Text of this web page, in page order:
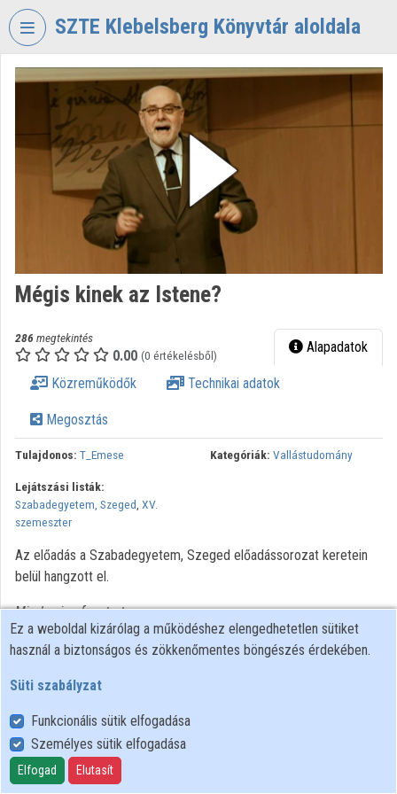
Fejléc kihagyása
SZTE Klebelsberg Könyvtár aloldala
VIDEOTORIUM
KLEBELSBERG
KÖNYVTÁR
Intézményi kezdőlap
Bejelentkezés
Intézményi listák
Intézmények
Közreműködők
Mégis kinek az Istene?
286 megtekintés
0.00 (0 értékelésből) Alapadatok
Közreműködők Technikai adatok
Megosztás
Tulajdonos: T_Emese Kategóriák: Vallástudomány
Lejátszási listák:
Szabadegyetem, Szeged, XV.
szemeszter
Az előadás a Szabadegyetem, Szeged előadássorozat keretein
belül hangzott el.
Minden jog fenntartva.
Felhasználói szabályzat
Adatkezelési tájékoztató
Süti szabályzat
Ez a weboldal kizárólag a működéshez elengedhetetlen sütiket
használ a biztonságos és zökkenőmentes böngészés érdekében.
Süti szabályzat
Funkcionális sütik elfogadása
Személyes sütik elfogadása
Elfogad Elutasít